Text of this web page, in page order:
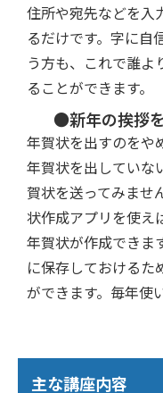
住所や宛先などを入
るだけです。字に自
う方も、これで誰よ
ることができます。
●新年の挨拶
年賀状を出すのをや
年賀状を出していな
賀状を送ってみませ
状作成アプリを使え
年賀状が作成できま
に保存しておけるた
ができます。毎年使
主な講座内容